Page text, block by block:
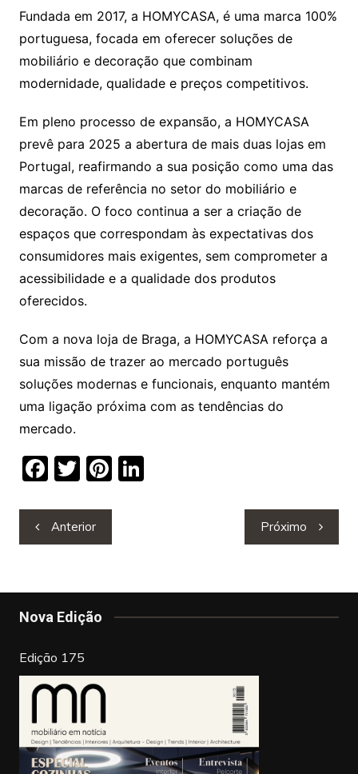
Fundada em 2017, a HOMYCASA, é uma marca 100%
portuguesa, focada em oferecer soluções de
mobiliário e decoração que combinam
modernidade, qualidade e preços competitivos.
Em pleno processo de expansão, a HOMYCASA
prevê para 2025 a abertura de mais duas lojas em
Portugal, reafirmando a sua posição como uma das
marcas de referência no setor do mobiliário e
decoração. O foco continua a ser a criação de
espaços que correspondam às expectativas dos
consumidores mais exigentes, sem comprometer a
acessibilidade e a qualidade dos produtos
oferecidos.
Com a nova loja de Braga, a HOMYCASA reforça a
sua missão de trazer ao mercado português
soluções modernas e funcionais, enquanto mantém
uma ligação próxima com as tendências do
mercado.
F
c
e
o
o
k
T
itt
er
Pi
er
e
Li
n
Navegação
de
Anterior Próximo
Nova Edição
Edição 175